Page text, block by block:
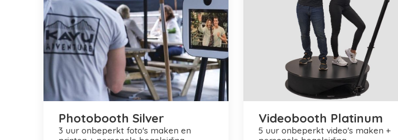
Photobooth Silver
3 uur onbeperkt foto's maken en
Videobooth Platinum
5 uur onbeperkt video's maken +